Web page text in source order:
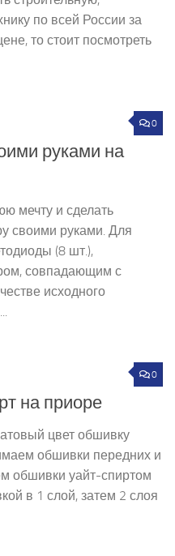
по всей России за
то стоит посмотреть
0
руками на
мечту и сделать
своими руками. Для
(8 шт.),
совпадающим с
исходного
0
на приоре
цвет обшивку
обшивки передних и
обшивки уайт-спиртом
в 1 слой, затем 2 слоя